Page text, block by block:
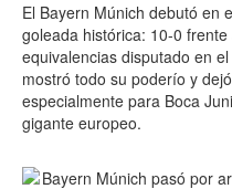
El Bayern Múnich debutó en
goleada histórica: 10-0
equivalencias disputado en
mostró todo su poderío y
especialmente para Boca
gigante europeo.